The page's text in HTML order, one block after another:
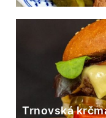
Trnovská